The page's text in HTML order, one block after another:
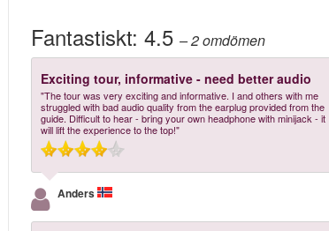
Fantastiskt:4.5– 2omdömen
Exciting tour, informative - need better audio
"The tour was very exciting and informative. I and others with me
struggled with bad audio quality from the earplug provided from the
guide. Difficult to hear - bring your own headphone with minijack - it
will lift the experience to the top!"
Anders